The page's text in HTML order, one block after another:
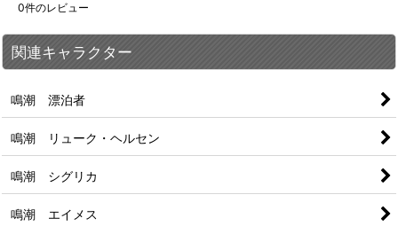
0件のレビュー
関連キャラクター
鳴潮 漂泊者
鳴潮 リューク・ヘルセン
鳴潮 シグリカ
鳴潮 エイメス